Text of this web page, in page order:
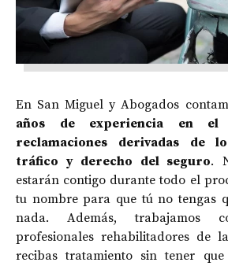
En San Miguel y Abogados
años de experiencia en
reclamaciones derivadas de
tráfico y derecho del seguro.
estarán contigo durante todo el
tu nombre para que tú no tengas
nada. Además, trabajamos
profesionales rehabilitadores de
recibas tratamiento sin tener